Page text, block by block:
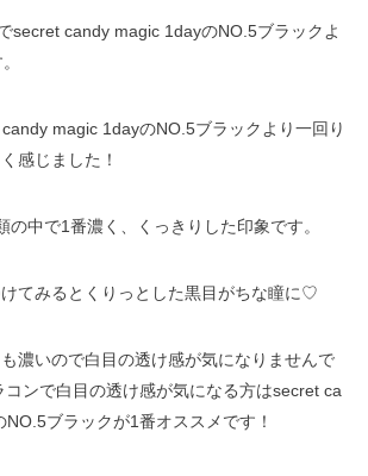
secret candy magic 1dayのNO.5ブラックよ
magic 1dayのNO.5ブラックより一回り
感じました！
の中で1番濃く、くっきりした印象です。
てみるとくりっとした黒目がちな瞳に♡
濃いので白目の透け感が気になりませんで
コンで白目の透け感が気になる方はsecret ca
ブラックが1番オススメです！